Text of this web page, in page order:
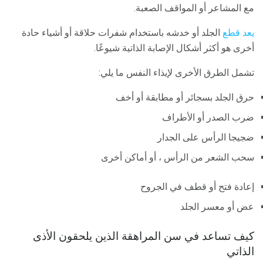
مع المشاعر أو المواقف الصعبة.
يعد قطع الجلد أو خدشه باستخدام شفرات حلاقة أو أشياء حادة
أخرى هو أكثر أشكال الإصابة الذاتية شيوعًا.
تشمل الطرق الأخرى لإيذاء النفس ما يلي:
حرق الجلد بسجائر أو مطابقة أو أخف
ضرب الصدر أو الأطراف
ضجيجا الرأس على الجدار
سحب الشعر من الرأس ، أو أماكن أخرى
إعادة فتح أو قطف في الجروح
عض أو معسر الجلد
كيف تساعد في سن المراهقة الذين يلحقون الأذى
الذاتي